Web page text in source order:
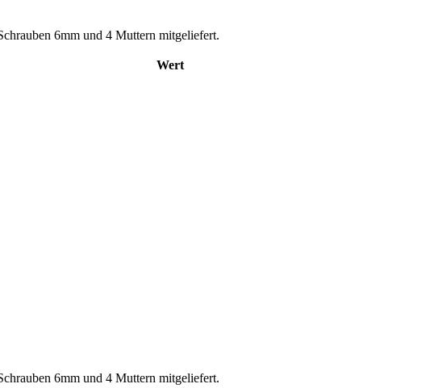
6mm und 4 Muttern mitgeliefert.
Wert
6mm und 4 Muttern mitgeliefert.